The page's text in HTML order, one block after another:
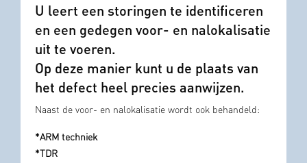
U leert een storingen te identificeren
en een gedegen voor- en nalokalisatie
uit te voeren.
Op deze manier kunt u de plaats van
het defect heel precies aanwijzen.
Naast de voor- en nalokalisatie wordt ook behandeld:
*ARM techniek
*TDR